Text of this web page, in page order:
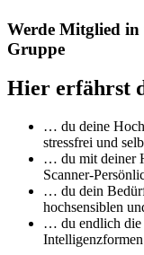
Werde Mitglied in
Gruppe
Hier erfährst
… du deine
stressfrei und
… du mit deiner
Scanner-
… du dein
hochsensiblen
… du endlich die